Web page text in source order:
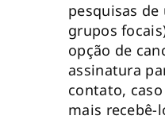
pesquisas
grupos
opção de
assinatura
contato,
mais recebê-